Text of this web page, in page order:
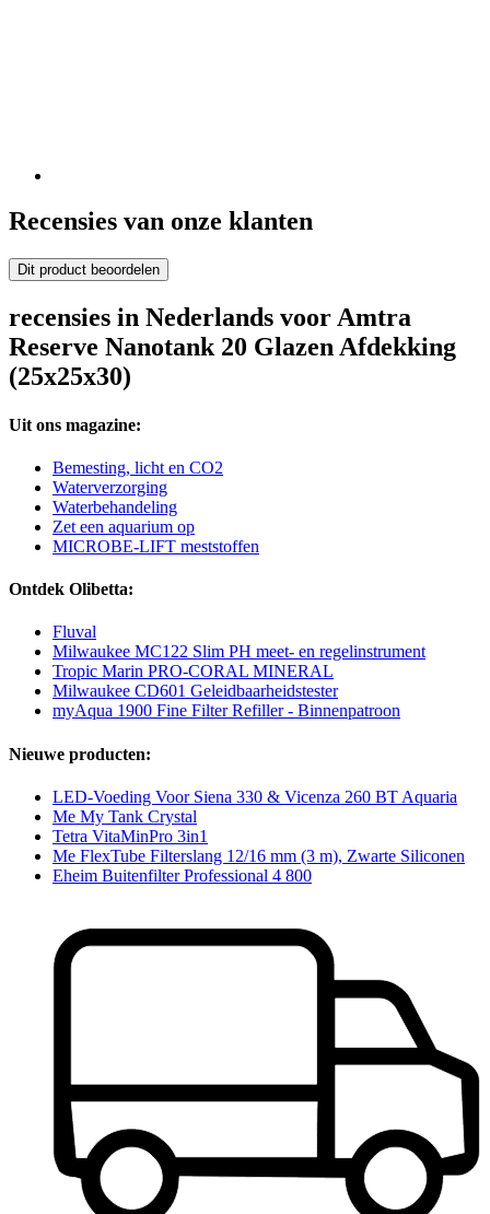
Recensies van onze klanten
Dit product beoordelen
recensies in Nederlands voor Amtra
Reserve Nanotank 20 Glazen Afdekking
(25x25x30)
Uit ons magazine:
Bemesting, licht en CO2
Waterverzorging
Waterbehandeling
Zet een aquarium op
MICROBE-LIFT meststoffen
Ontdek Olibetta:
Fluval
Milwaukee MC122 Slim PH meet- en regelinstrument
Tropic Marin PRO-CORAL MINERAL
Milwaukee CD601 Geleidbaarheidstester
myAqua 1900 Fine Filter Refiller - Binnenpatroon
Nieuwe producten:
LED-Voeding Voor Siena 330 & Vicenza 260 BT Aquaria
Me My Tank Crystal
Tetra VitaMinPro 3in1
Me FlexTube Filterslang 12/16 mm (3 m), Zwarte Siliconen
Eheim Buitenfilter Professional 4 800